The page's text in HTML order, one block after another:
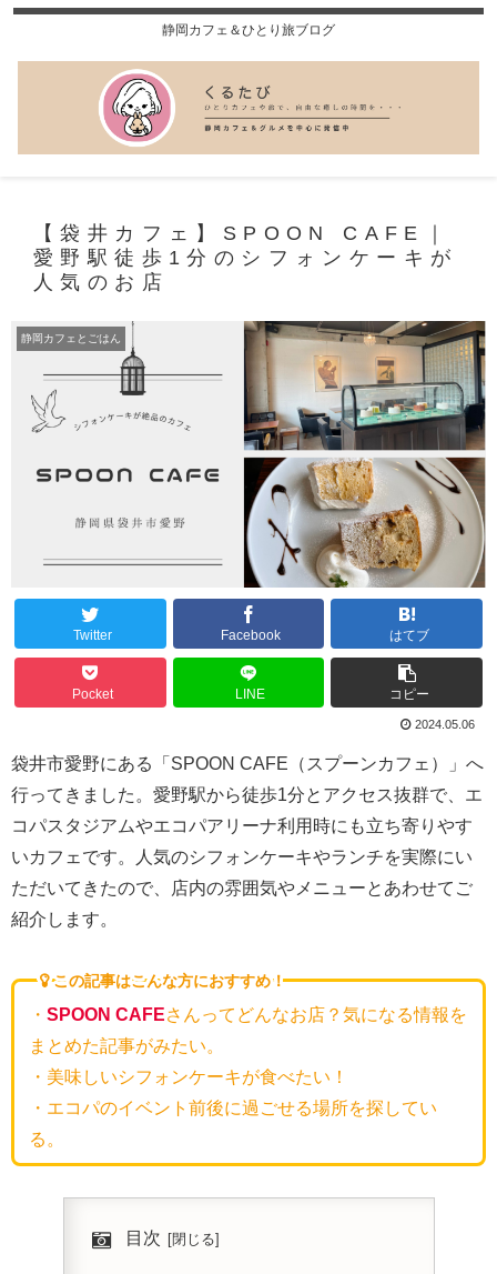
静岡カフェ＆ひとり旅ブログ
【袋井カフェ】SPOON CAFE｜
愛野駅徒歩1分のシフォンケーキが
人気のお店
静岡カフェとごはん
Twitter Facebook はてブ
Pocket LINE コピー
2024.05.06
袋井市愛野にある「SPOON CAFE（スプーンカフェ）」へ
行ってきました。愛野駅から徒歩1分とアクセス抜群で、エ
コパスタジアムやエコパアリーナ利用時にも立ち寄りやす
いカフェです。人気のシフォンケーキやランチを実際にい
ただいてきたので、店内の雰囲気やメニューとあわせてご
紹介します。
この記事はこんな方におすすめ！
・ SPOON CAFEさんってどんなお店？気になる情報を
まとめた記事がみたい。
・美味しいシフォンケーキが食べたい！
・エコパのイベント前後に過ごせる場所を探してい
る。
目次